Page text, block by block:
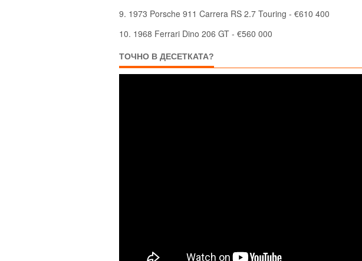
9. 1973 Porsche 911 Carrera RS 2.7 Touring - €610 400
10. 1968 Ferrari Dino 206 GT - €560 000
ТОЧНО В ДЕСЕТКАТА?